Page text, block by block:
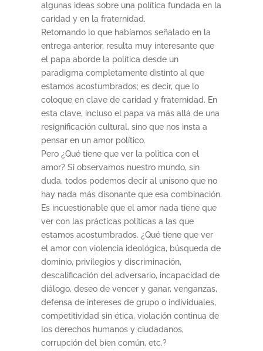
algunas ideas sobre una política fundada en la
caridad y en la fraternidad.
Retomando lo que habíamos señalado en la
entrega anterior, resulta muy interesante que
el papa aborde la política desde un
paradigma completamente distinto al que
estamos acostumbrados; es decir, que lo
coloque en clave de caridad y fraternidad. En
esta clave, incluso el papa va más allá de una
resignificación cultural, sino que nos insta a
pensar en un amor político.
Pero ¿Qué tiene que ver la política con el
amor? Si observamos nuestro mundo, sin
duda, todos podemos decir al unísono que no
hay nada más disonante que esa combinación.
Es incuestionable que el amor nada tiene que
ver con las prácticas políticas a las que
estamos acostumbrados. ¿Qué tiene que ver
el amor con violencia ideológica, búsqueda de
dominio, privilegios y discriminación,
descalificación del adversario, incapacidad de
diálogo, deseo de vencer y ganar, venganzas,
defensa de intereses de grupo o individuales,
competitividad sin ética, violación continua de
los derechos humanos y ciudadanos,
corrupción del bien común, etc.?